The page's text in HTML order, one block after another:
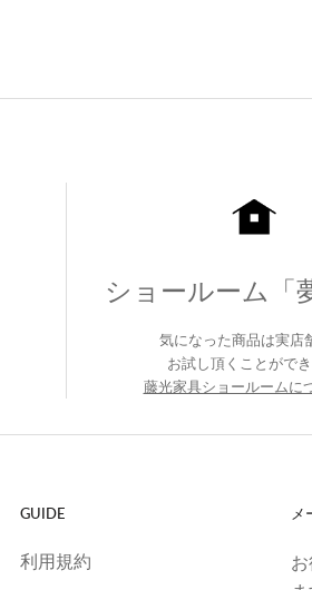
ショールーム「
気になった商品は実店
お試し頂くことがで
藤光家具ショールームに
GUIDE
利用規約
メ